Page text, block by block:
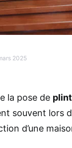
2025
la pose de
souvent lors
d’une